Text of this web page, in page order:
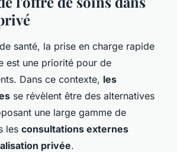
santé, la prise en charge rapide
est une priorité pour de
Dans ce contexte, les
se révèlent être des alternatives
une large gamme de
les consultations externes
privée.